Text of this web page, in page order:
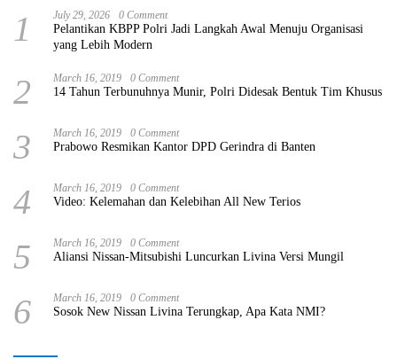
1 July 29, 2026 0 Comment
Pelantikan KBPP Polri Jadi Langkah Awal Menuju Organisasi
yang Lebih Modern
2 March 16, 2019 0 Comment
14 Tahun Terbunuhnya Munir, Polri Didesak Bentuk Tim Khusus
3 March 16, 2019 0 Comment
Prabowo Resmikan Kantor DPD Gerindra di Banten
4 March 16, 2019 0 Comment
Video: Kelemahan dan Kelebihan All New Terios
5 March 16, 2019 0 Comment
Aliansi Nissan-Mitsubishi Luncurkan Livina Versi Mungil
6 March 16, 2019 0 Comment
Sosok New Nissan Livina Terungkap, Apa Kata NMI?